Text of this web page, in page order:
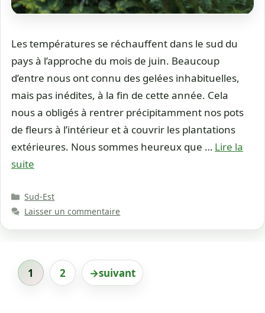
Les températures se réchauffent dans le sud du
pays à l’approche du mois de juin. Beaucoup
d’entre nous ont connu des gelées inhabituelles,
mais pas inédites, à la fin de cette année. Cela
nous a obligés à rentrer précipitamment nos pots
de fleurs à l’intérieur et à couvrir les plantations
extérieures. Nous sommes heureux que … Lire la
suite
Catégories
Sud-Est
Laisser un commentaire
Page
1 Page
2 →suivant